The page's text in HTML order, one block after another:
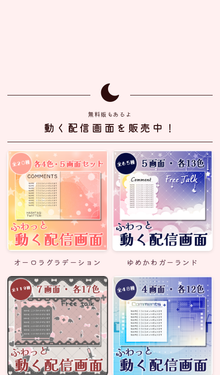
無料版もあるよ
動く配信画面を販売中！
オーロラグラデーション ゆめかわガーランド